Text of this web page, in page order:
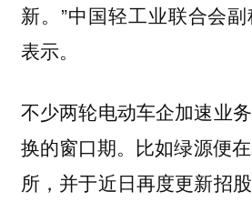
新。”中国轻工业联合会
表示。
不少两轮电动车企加速业
换的窗口期。比如绿源便
所，并于近日再度更新招